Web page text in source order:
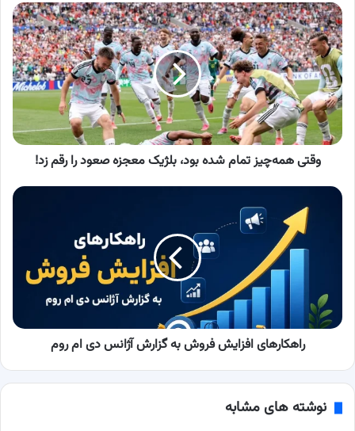
وقتی
همه‌چیز
تمام
شده
بود،
بلژیک
معجزه
صعود
را
وقتی همه‌چیز تمام شده بود، بلژیک معجزه صعود را رقم زد!
راهکارهای
روم
راهکارهای افزایش فروش به گزارش آژانس دی ام روم
نوشته های مشابه